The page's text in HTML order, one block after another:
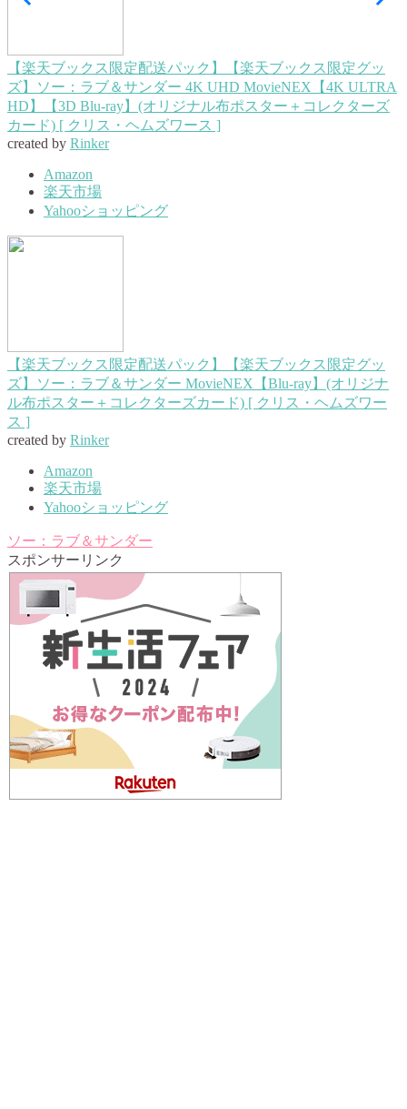
【楽天ブックス限定配送パック】【楽天ブックス限定グッ
ズ】ソー：ラブ＆サンダー 4K UHD MovieNEX【4K ULTRA
HD】【3D Blu-ray】(オリジナル布ポスター＋コレクターズ
カード) [ クリス・ヘムズワース ]
created by Rinker
Amazon
楽天市場
Yahooショッピング
【楽天ブックス限定配送パック】【楽天ブックス限定グッ
ズ】ソー：ラブ＆サンダー MovieNEX【Blu-ray】(オリジナ
ル布ポスター＋コレクターズカード) [ クリス・ヘムズワー
ス ]
created by Rinker
Amazon
楽天市場
Yahooショッピング
ソー：ラブ＆サンダー
スポンサーリンク